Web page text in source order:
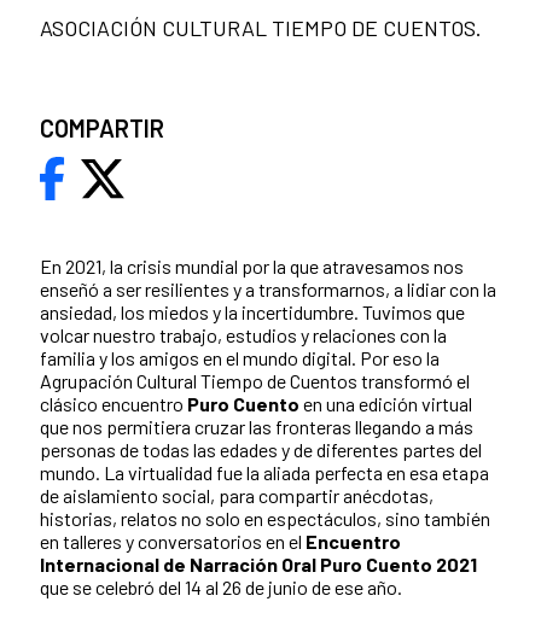
En 2021, la crisis mundial por la que atravesamos nos
enseñó a ser resilientes y a transformarnos, a lidiar con la
ansiedad, los miedos y la incertidumbre. Tuvimos que
volcar nuestro trabajo, estudios y relaciones con la
familia y los amigos en el mundo digital. Por eso la
Agrupación Cultural Tiempo de Cuentos transformó el
clásico encuentro Puro Cuento en una edición virtual
que nos permitiera cruzar las fronteras llegando a más
personas de todas las edades y de diferentes partes del
mundo. La virtualidad fue la aliada perfecta en esa etapa
de aislamiento social, para compartir anécdotas,
historias, relatos no solo en espectáculos, sino también
en talleres y conversatorios en el Encuentro
Internacional de Narración Oral Puro Cuento 2021
que se celebró del 14 al 26 de junio de ese año.
ASOCIACIÓN CULTURAL TIEMPO DE CUENTOS.
COMPARTIR